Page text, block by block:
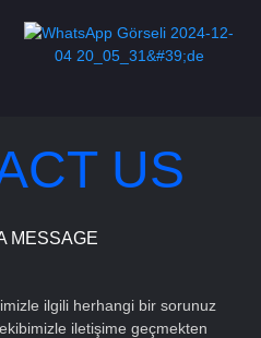
US
MESSAGE
ilgili herhangi bir sorunuz
iletişime geçmekten